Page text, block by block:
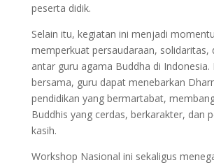
peserta didik.
Selain itu, kegiatan ini menjadi
memperkuat persaudaraan, solidaritas,
antar guru agama Buddha di Indonesia.
bersama, guru dapat menebarkan
pendidikan yang bermartabat,
Buddhis yang cerdas, berkarakter, dan
kasih.
Workshop Nasional ini sekaligus